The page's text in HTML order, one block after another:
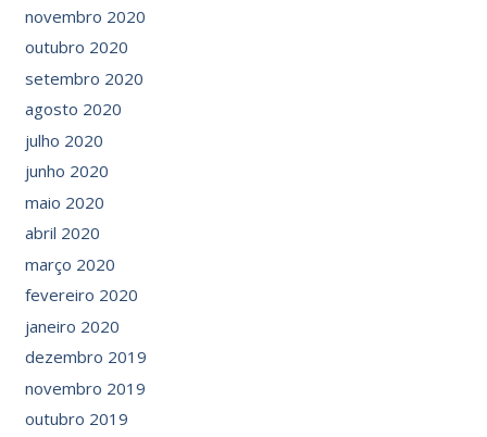
novembro 2020
outubro 2020
setembro 2020
agosto 2020
julho 2020
junho 2020
maio 2020
abril 2020
março 2020
fevereiro 2020
janeiro 2020
dezembro 2019
novembro 2019
outubro 2019